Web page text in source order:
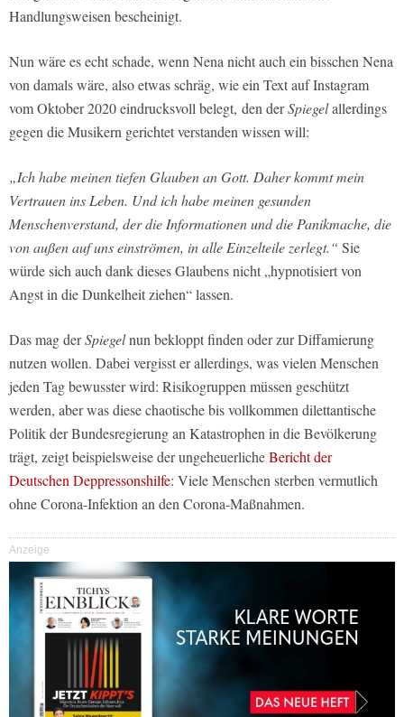
Handlungsweisen bescheinigt.
Nun wäre es echt schade, wenn Nena nicht auch ein bisschen Nena
von damals wäre, also etwas schräg, wie ein Text auf Instagram
vom Oktober 2020 eindrucksvoll belegt, den derSpiegelallerdings
gegen die Musikern gerichtet verstanden wissen will:
„Ich habe meinen tiefen Glauben an Gott. Daher kommt mein
Vertrauen ins Leben. Und ich habe meinen gesunden
Menschenverstand, der die Informationen und die Panikmache, die
von außen auf uns einströmen, in alle Einzelteile zerlegt.“ Sie
würde sich auch dank dieses Glaubens nicht „hypnotisiert von
Angst in die Dunkelheit ziehen“ lassen.
Das mag derSpiegelnun bekloppt finden oder zur Diffamierung
nutzen wollen. Dabei vergisst er allerdings, was vielen Menschen
jeden Tag bewusster wird: Risikogruppen müssen geschützt
werden, aber was diese chaotische bis vollkommen dilettantische
Politik der Bundesregierung an Katastrophen in die Bevölkerung
trägt, zeigt beispielsweise der ungeheuerlicheBericht der
Deutschen Deppressonshilfe: Viele Menschen sterben vermutlich
ohne Corona-Infektion an den Corona-Maßnahmen.
Anzeige